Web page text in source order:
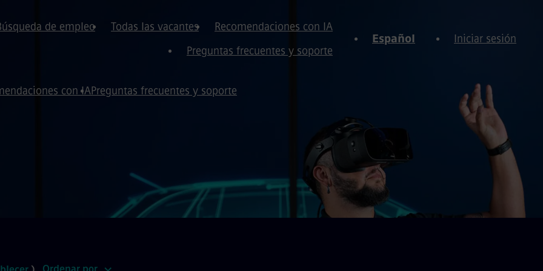
de empleo Todas las vacantes
Recomendaciones con IA
Preguntas frecuentes y soporte
Español Iniciar sesión
con IAPreguntas frecuentes y soporte